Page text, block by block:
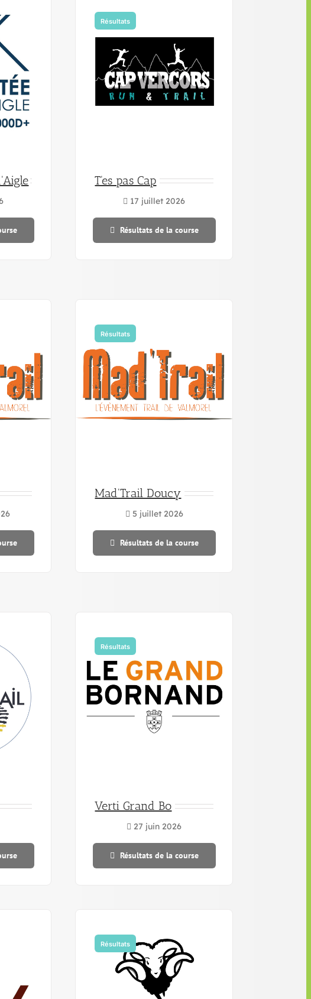
Résultats
T'es pas Cap
17 juillet 2026
Résultats de la course
Résultats
Mad'Trail Doucy
5 juillet 2026
Résultats de la course
Résultats
Verti Grand Bo
27 juin 2026
Résultats de la course
Résultats